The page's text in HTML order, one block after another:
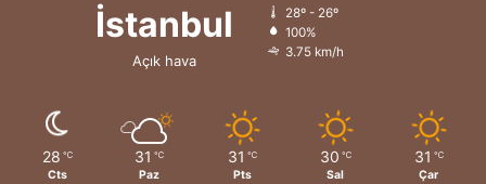
İstanbul
Açık hava
28º - 26º
100%
3.75 km/h
28 ℃
Cts
31 ℃
Paz
31 ℃
Pts
30 ℃
Sal
31 ℃
Çar